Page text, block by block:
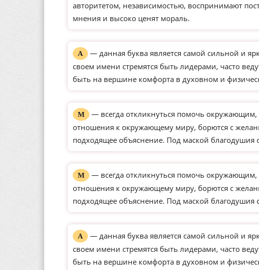
авторитетом, независимостью, воспринимают
мнения и высоко ценят мораль.
А
— данная буква является самой сильной и
своем имени стремятся быть лидерами, часто
быть на вершине комфорта в духовном и
М
— всегда откликнуться помочь
отношения к окружающему миру, борются с
подходящее объяснение. Под маской благодушия
М
— всегда откликнуться помочь
отношения к окружающему миру, борются с
подходящее объяснение. Под маской благодушия
А
— данная буква является самой сильной и
своем имени стремятся быть лидерами, часто
быть на вершине комфорта в духовном и